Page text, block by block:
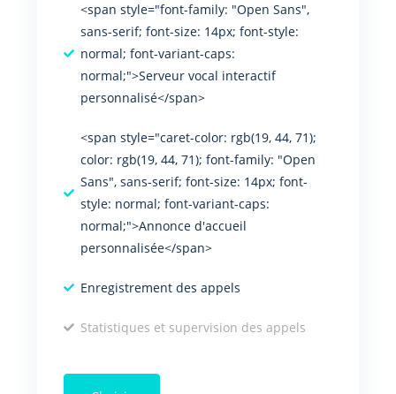
<span style="font-family: "Open Sans",
sans-serif; font-size: 14px; font-style:
normal; font-variant-caps:
normal;">Serveur vocal interactif
personnalisé</span>
<span style="caret-color: rgb(19, 44, 71);
color: rgb(19, 44, 71); font-family: "Open
Sans", sans-serif; font-size: 14px; font-
style: normal; font-variant-caps:
normal;">Annonce d'accueil
personnalisée</span>
Enregistrement des appels
Statistiques et supervision des appels